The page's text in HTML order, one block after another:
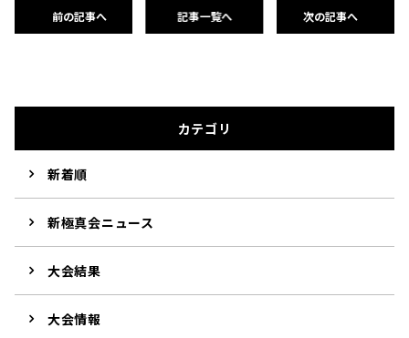
前の記事へ 記事一覧へ 次の記事へ
カテゴリ
新着順
新極真会ニュース
大会結果
大会情報